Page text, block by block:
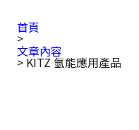
首頁
>
文章內容
>KITZ 氫能應用產品